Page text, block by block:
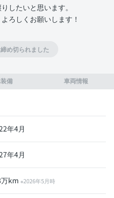
備 車両情報
年4月
年4月
万km※2026年5月時
したいと思います。
ろしくお願いします！
め切られました